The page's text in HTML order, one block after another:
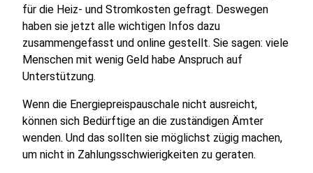
für die Heiz- und Stromkosten gefragt. Deswegen
haben sie jetzt alle wichtigen Infos dazu
zusammengefasst und online gestellt. Sie sagen: viele
Menschen mit wenig Geld habe Anspruch auf
Unterstützung.
Wenn die Energiepreispauschale nicht ausreicht,
können sich Bedürftige an die zuständigen Ämter
wenden. Und das sollten sie möglichst zügig machen,
um nicht in Zahlungsschwierigkeiten zu geraten.